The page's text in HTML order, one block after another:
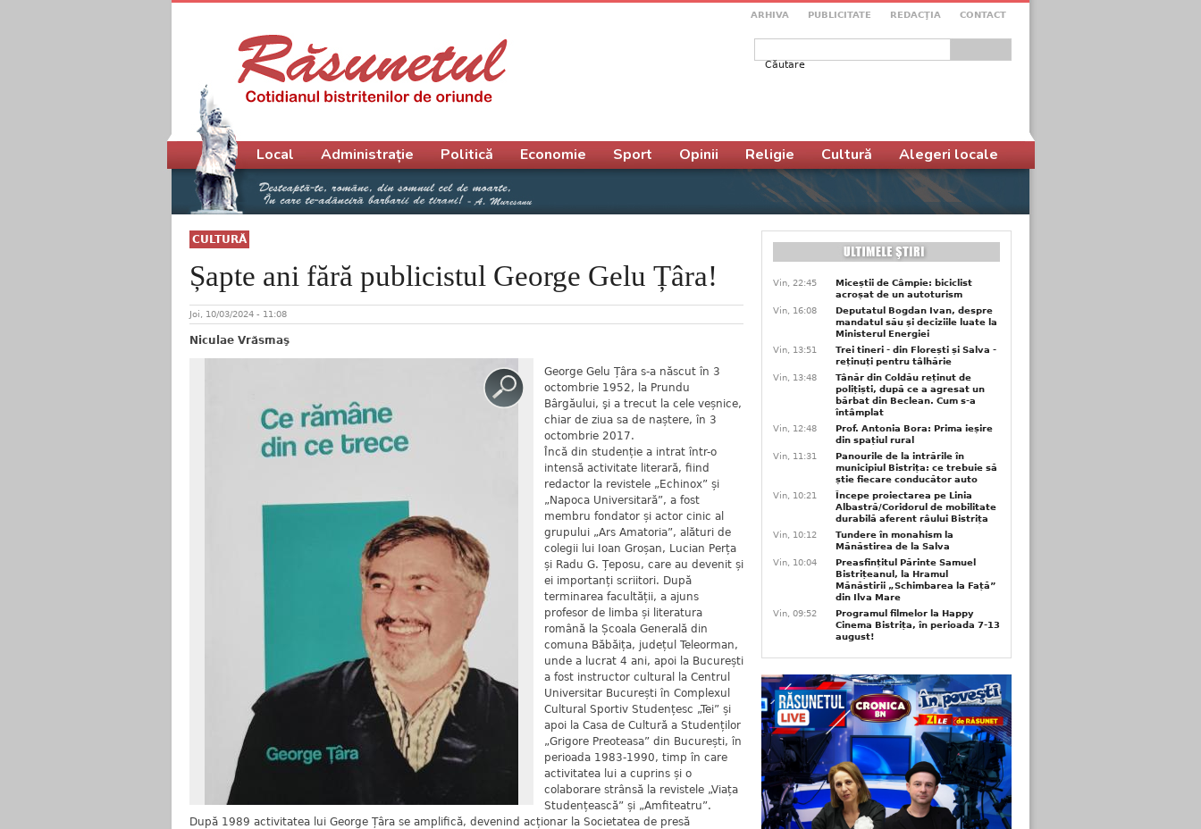
ARHIVA PUBLICITATE REDACŢIA CONTACT
Formular de căutare
CULTURĂ
Șapte ani fără publicistul George Gelu Țâra!
Joi, 10/03/2024 - 11:08
Niculae Vrăsmaş
George Gelu Țâra s-a născut în 3
octombrie 1952, la Prundu
Bârgăului, şi a trecut la cele veșnice,
chiar de ziua sa de naștere, în 3
octombrie 2017.
Încă din studenție a intrat într-o
intensă activitate literară, fiind
redactor la revistele „Echinox” și
„Napoca Universitară”, a fost
membru fondator și actor cinic al
grupului „Ars Amatoria”, alături de
colegii lui Ioan Groșan, Lucian Perța
și Radu G. Țeposu, care au devenit și
ei importanți scriitori. După
terminarea facultății, a ajuns
profesor de limba și literatura
română la Școala Generală din
comuna Băbăița, județul Teleorman,
unde a lucrat 4 ani, apoi la București
a fost instructor cultural la Centrul
Universitar București în Complexul
Cultural Sportiv Studențesc „Tei” și
apoi la Casa de Cultură a Studenților
„Grigore Preoteasa” din București, în
perioada 1983-1990, timp în care
activitatea lui a cuprins și o
colaborare strânsă la revistele „Viața
Studențească” și „Amfiteatru”.
După 1989 activitatea lui George Țâra se amplifică, devenind acționar la Societatea de presă
Meniu principal
Local Administrație Politică Economie Sport Opinii Religie Cultură Alegeri locale
Vin, 22:45
Miceștii de Câmpie: biciclist
acroșat de un autoturism
Vin, 16:08
Deputatul Bogdan Ivan, despre
mandatul său și deciziile luate la
Ministerul Energiei
Vin, 13:51
Trei tineri - din Florești și Salva -
reținuți pentru tâlhărie
Vin, 13:48
Tânăr din Coldău reținut de
polițiști, după ce a agresat un
bărbat din Beclean. Cum s-a
întâmplat
Vin, 12:48
Prof. Antonia Bora: Prima ieșire
din spațiul rural
Vin, 11:31
Panourile de la intrările în
municipiul Bistrița: ce trebuie să
știe fiecare conducător auto
Vin, 10:21
Începe proiectarea pe Linia
Albastră/Coridorul de mobilitate
durabilă aferent râului Bistrița
Vin, 10:12
Tundere în monahism la
Mănăstirea de la Salva
Vin, 10:04
Preasfințitul Părinte Samuel
Bistrițeanul, la Hramul
Mănăstirii „Schimbarea la Față”
din Ilva Mare
Vin, 09:52
Programul filmelor la Happy
Cinema Bistrița, în perioada 7-13
august!